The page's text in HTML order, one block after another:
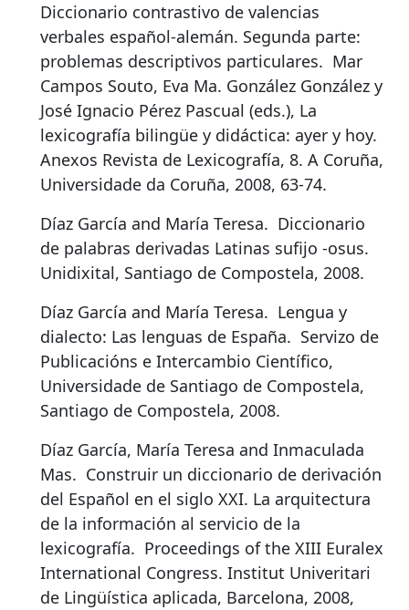
Diccionario contrastivo de valencias
verbales español-alemán. Segunda parte:
problemas descriptivos particulares. Mar
Campos Souto, Eva Ma. González González y
José Ignacio Pérez Pascual (eds.), La
lexicografía bilingüe y didáctica: ayer y hoy.
Anexos Revista de Lexicografía, 8. A Coruña,
Universidade da Coruña, 2008, 63-74.
Díaz García and María Teresa. Diccionario
de palabras derivadas Latinas sufijo -osus.
Unidixital, Santiago de Compostela, 2008.
Díaz García and María Teresa. Lengua y
dialecto: Las lenguas de España. Servizo de
Publicacións e Intercambio Científico,
Universidade de Santiago de Compostela,
Santiago de Compostela, 2008.
Díaz García, María Teresa and Inmaculada
Mas. Construir un diccionario de derivación
del Español en el siglo XXI. La arquitectura
de la información al servicio de la
lexicografía. Proceedings of the XIII Euralex
International Congress. Institut Univeritari
de Lingüística aplicada, Barcelona, 2008,